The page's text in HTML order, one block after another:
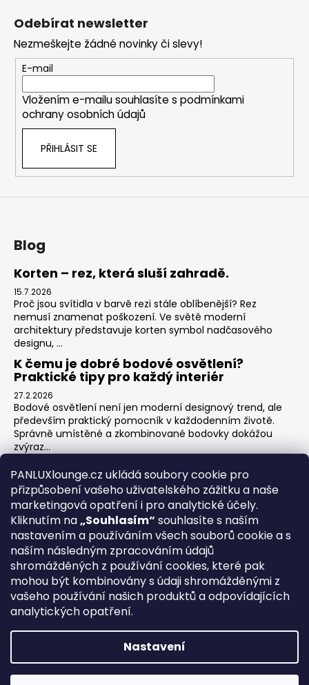
PANLUXlounge.cz ukládá soubory cookie pro
přizpůsobení vašeho uživatelského zážitku a naše
marketingová opatření i pro analytické účely.
Kliknutím na„Souhlasím“ souhlasíte s naším
nastavením a používáním všech souborů cookie a s
naším následným zpracováním údajů
shromážděných z používání cookies, které pak
mohou být kombinovány s údaji shromážděnými z
vašeho používání našich produktů a odpovídajících
analytických opatření.
Nastavení
Odebírat newsletter
Nezmeškejte žádné novinky či slevy!
E-mail
Vložením e-mailu souhlasíte s podmínkami
ochrany osobních údajů
PŘIHLÁSIT SE
Blog
Korten – rez, která sluší zahradě.
15.7.2026
Proč jsou svítidla v barvě rezi stále oblíbenější? Rez
nemusí znamenat poškození. Ve světě moderní
architektury představuje korten symbol nadčasového
designu, ...
K čemu je dobré bodové osvětlení?
Praktické tipy pro každý interiér
27.2.2026
Bodové osvětlení není jen moderní designový trend, ale
především praktický pomocník v každodenním životě.
Správně umístěné a zkombinované bodovky dokážou
zvýraz...
Jak na zónové osvětlení v obýváku?
3.2.2026
Obývací pokoj je srdcem domova – místo pro relaxaci,
sledování televize, hraní her s dětmi, posezení s přáteli i
klidné chvíle s knihou. Každá z těchto aktivit ...
O nás Kontakty Obchodní podmínky Vrácení zboží
REGISTRACE
Copyright 2026PANLUX lounge. Všechna práva